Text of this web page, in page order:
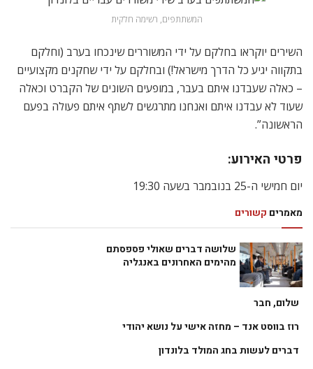
המשתתפים, רשימה חלקית
השירים יוקראו בחלקם על ידי המשוררים שינכחו בערב (וחלקם
בתקווה יגיע כל הדרך מישראל!) ובחלקם על ידי שחקנים מקצועיים
– כאלה שעבדנו איתם בעבר, במופעים השונים של הקברט וכאלה
שעוד לא עבדנו איתם ואנחנו מתרגשים לשתף איתם פעולה בפעם
הראשונה”.
פרטי האירוע:
יום חמישי ה-25 בנובמבר בשעה 19:30
מאמרים קשורים
שלושה דברים שאולי פספסתם
מהימים האחרונים באנגליה
שלום, חבר
רוז בווסט אנד – מחזה אישי על נושא יהודי
דברים לעשות בחג המולד בלונדון